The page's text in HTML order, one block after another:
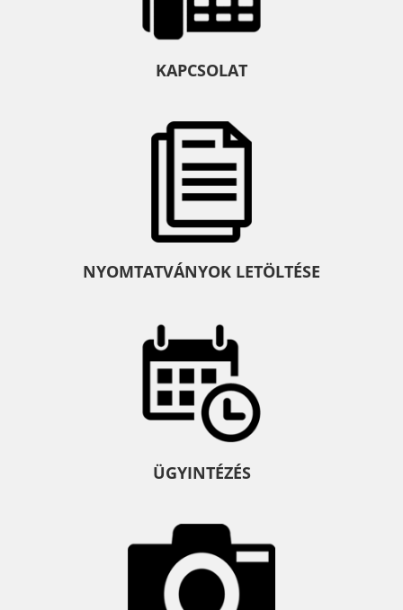
KAPCSOLAT
NYOMTATVÁNYOK LETÖLTÉSE
ÜGYINTÉZÉS